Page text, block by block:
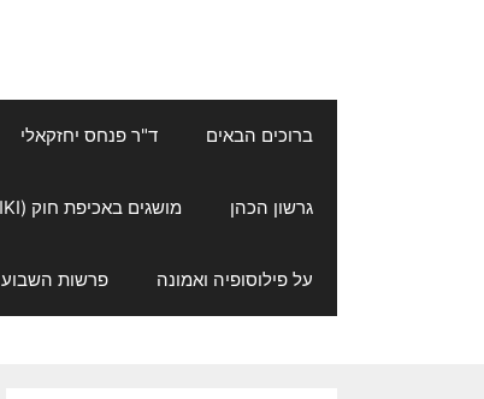
ברוכים הבאים ד"ר פנחס יחזקאלי
גרשון הכהן מושגים באכיפת חוק (WIKI)
על פילוסופיה ואמונה פרשות השבוע